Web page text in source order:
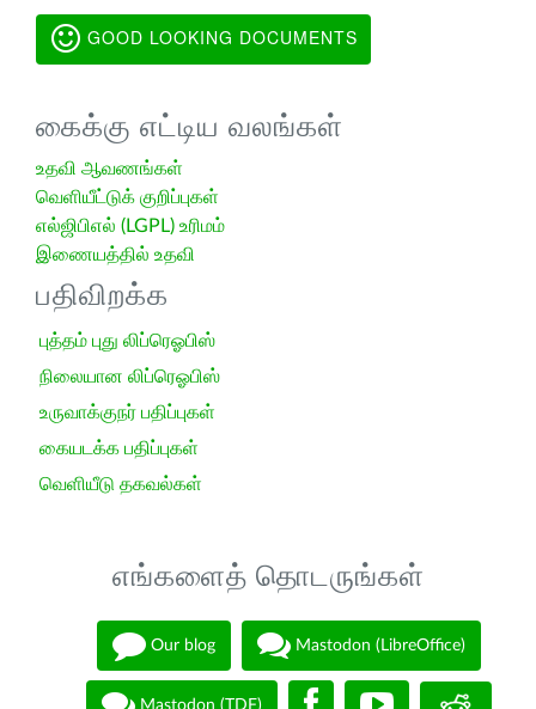
GOOD LOOKING DOCUMENTS
கைக்கு எட்டிய வலங்கள்
உதவி ஆவணங்கள்
வெளியீட்டுக் குறிப்புகள்
எல்ஜிபிஎல் (LGPL) உரிமம்
இணையத்தில் உதவி
பதிவிறக்க
புத்தம் புது லிப்ரெஓபிஸ்
நிலையான லிப்ரெஓபிஸ்
உருவாக்குநர் பதிப்புகள்
கையடக்க பதிப்புகள்
வெளியீடு தகவல்கள்
எங்களைத் தொடருங்கள்
Our blog Mastodon (LibreOffice)
Mastodon (TDF)